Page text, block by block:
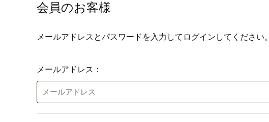
会員のお客様
メールアドレスとパスワードを入力してログインしてください。
メールアドレス：